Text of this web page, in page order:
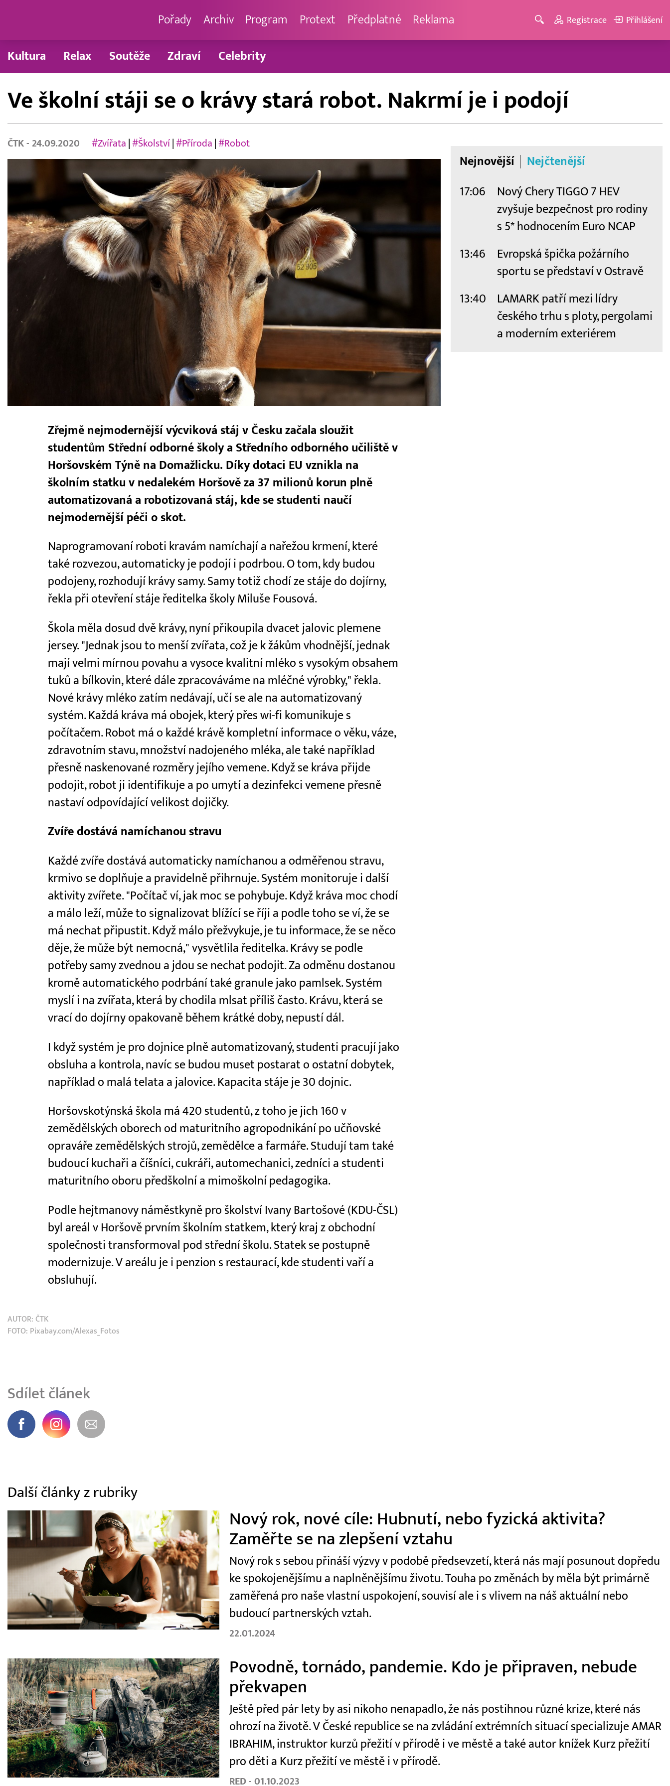
Pořady Archiv Program Protext Předplatné Reklama Registrace Přihlášení
Kultura Relax Soutěže Zdraví Celebrity
Ve školní stáji se o krávy stará robot. Nakrmí je i podojí
ČTK - 24.09.2020 #Zvířata #Školství| #Příroda #Robot
Zřejmě nejmodernější výcviková stáj v Česku začala sloužit
studentům Střední odborné školy a Středního odborného učiliště v
Horšovském Týně na Domažlicku. Díky dotaci EU vznikla na
školním statku v nedalekém Horšově za 37 milionů korun plně
automatizovaná a robotizovaná stáj, kde se studenti naučí
nejmodernější péči o skot.
Naprogramovaní roboti kravám namíchají a nařežou krmení, které
také rozvezou, automaticky je podojí i podrbou. O tom, kdy budou
podojeny, rozhodují krávy samy. Samy totiž chodí ze stáje do dojírny,
řekla při otevření stáje ředitelka školy Miluše Fousová.
Škola měla dosud dvě krávy, nyní přikoupila dvacet jalovic plemene
jersey. "Jednak jsou to menší zvířata, což je k žákům vhodnější, jednak
mají velmi mírnou povahu a vysoce kvalitní mléko s vysokým obsahem
tuků a bílkovin, které dále zpracováváme na mléčné výrobky," řekla.
Nové krávy mléko zatím nedávají, učí se ale na automatizovaný
systém. Každá kráva má obojek, který přes wi-fi komunikuje s
počítačem. Robot má o každé krávě kompletní informace o věku, váze,
zdravotním stavu, množství nadojeného mléka, ale také například
přesně naskenované rozměry jejího vemene. Když se kráva přijde
podojit, robot ji identifikuje a po umytí a dezinfekci vemene přesně
nastaví odpovídající velikost dojičky.
Zvíře dostává namíchanou stravu
Každé zvíře dostává automaticky namíchanou a odměřenou stravu,
krmivo se doplňuje a pravidelně přihrnuje. Systém monitoruje i další
aktivity zvířete. "Počítač ví, jak moc se pohybuje. Když kráva moc chodí
a málo leží, může to signalizovat blížící se říji a podle toho se ví, že se
má nechat připustit. Když málo přežvykuje, je tu informace, že se něco
děje, že může být nemocná," vysvětlila ředitelka. Krávy se podle
potřeby samy zvednou a jdou se nechat podojit. Za odměnu dostanou
kromě automatického podrbání také granule jako pamlsek. Systém
myslí i na zvířata, která by chodila mlsat příliš často. Krávu, která se
vrací do dojírny opakovaně během krátké doby, nepustí dál.
I když systém je pro dojnice plně automatizovaný, studenti pracují jako
obsluha a kontrola, navíc se budou muset postarat o ostatní dobytek,
například o malá telata a jalovice. Kapacita stáje je 30 dojnic.
Horšovskotýnská škola má 420 studentů, z toho je jich 160 v
zemědělských oborech od maturitního agropodnikání po učňovské
opraváře zemědělských strojů, zemědělce a farmáře. Studují tam také
budoucí kuchaři a číšníci, cukráři, automechanici, zedníci a studenti
maturitního oboru předškolní a mimoškolní pedagogika.
Podle hejtmanovy náměstkyně pro školství Ivany Bartošové (KDU-ČSL)
byl areál v Horšově prvním školním statkem, který kraj z obchodní
společnosti transformoval pod střední školu. Statek se postupně
modernizuje. V areálu je i penzion s restaurací, kde studenti vaří a
obsluhují.
AUTOR: ČTK
FOTO: Pixabay.com/Alexas_Fotos
Sdílet článek
Nejnovější Nejčtenější
17:06
Nový Chery TIGGO 7 HEV
zvyšuje bezpečnost pro rodiny
s 5* hodnocením Euro NCAP
13:46
Evropská špička požárního
sportu se představí v Ostravě
13:40
LAMARK patří mezi lídry
českého trhu s ploty, pergolami
a moderním exteriérem
Další články z rubriky
Nový rok, nové cíle: Hubnutí, nebo fyzická aktivita?
Zaměřte se na zlepšení vztahu
Nový rok s sebou přináší výzvy v podobě předsevzetí, která nás mají posunout dopředu
ke spokojenějšímu a naplněnějšímu životu. Touha po změnách by měla být primárně
zaměřená pro naše vlastní uspokojení, souvisí ale i s vlivem na náš aktuální nebo
budoucí partnerských vztah.
22.01.2024
Povodně, tornádo, pandemie. Kdo je připraven, nebude
překvapen
Ještě před pár lety by asi nikoho nenapadlo, že nás postihnou různé krize, které nás
ohrozí na životě. V České republice se na zvládání extrémních situací specializuje AMAR
IBRAHIM, instruktor kurzů přežití v přírodě i ve městě a také autor knížek Kurz přežití
pro děti a Kurz přežití ve městě i v přírodě.
RED - 01.10.2023